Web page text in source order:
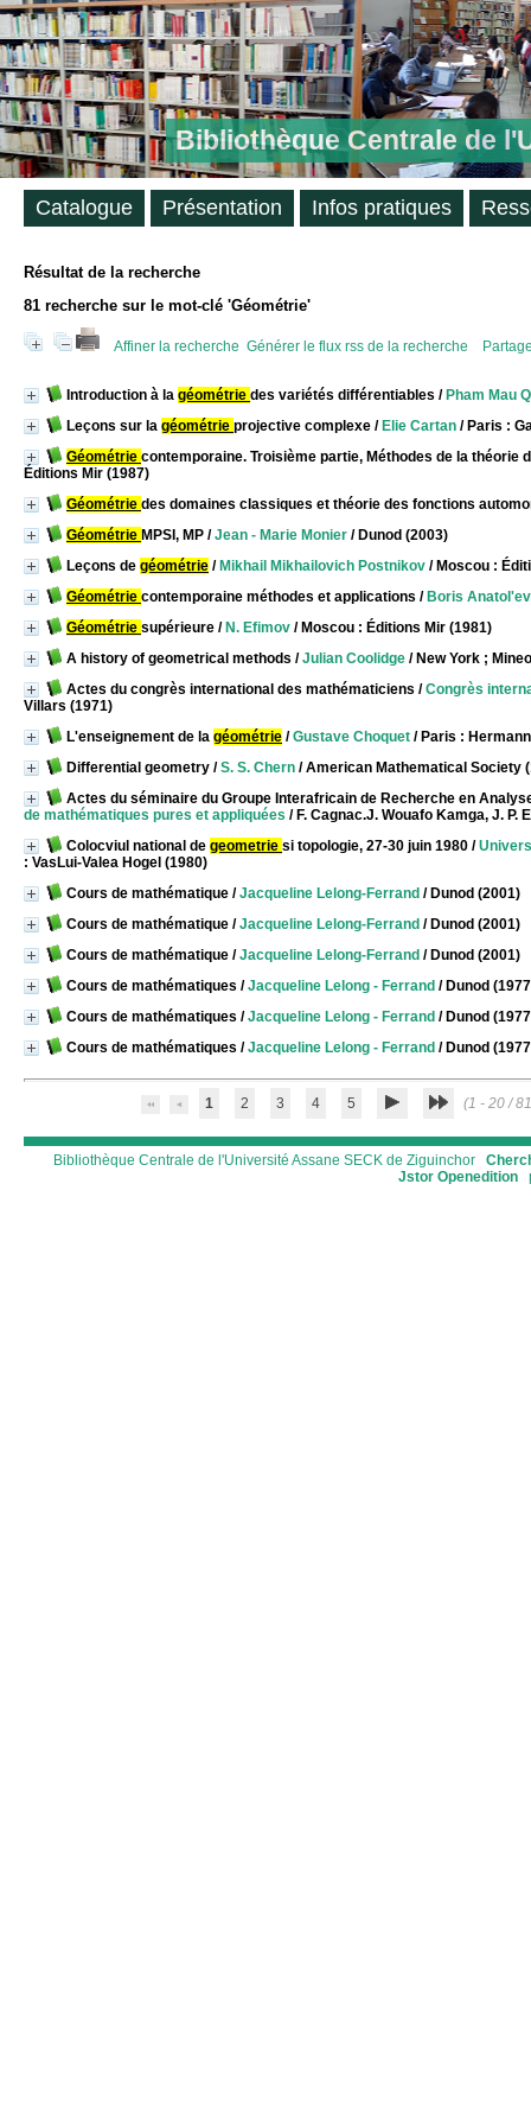
Bibliothèque Centrale de
Résultat de la recherche
81 recherche sur le mot-clé 'Géométrie'
Affiner la recherche Générer le flux rss de la recherche
Introduction à la géométrie des variétés différentiables / Pham Mau
Leçons sur la géométrie projective complexe / Elie Cartan / Paris :
Géométrie contemporaine. Troisième partie, Méthodes de la théorie
Éditions Mir (1987)
Géométrie des domaines classiques et théorie des fonctions
Géométrie MPSI, MP /Jean - Marie Monier / Dunod (2003)
Leçons de géométrie / Mikhail Mikhailovich Postnikov / Moscou :
Géométrie contemporaine méthodes et applications / Boris
Géométrie supérieure / N. Efimov / Moscou : Éditions Mir (1981)
A history of geometrical methods /Julian Coolidge / New York ;
Actes du congrès international des mathématiciens /Congrès
Villars (1971)
L'enseignement de la géométrie /Gustave Choquet / Paris :
Differential geometry /S. S. Chern / American Mathematical Society
Actes du séminaire du Groupe Interafricain de Recherche en
de mathématiques pures et appliquées / F. Cagnac.J. Wouafo Kamga, J. P.
Colocviul national de geometrie si topologie, 27-30 juin 1980 /
: VasLui-Valea Hogel (1980)
Cours de mathématique /Jacqueline Lelong-Ferrand / Dunod (2001)
Cours de mathématique /Jacqueline Lelong-Ferrand / Dunod (2001)
Cours de mathématique /Jacqueline Lelong-Ferrand / Dunod (2001)
Cours de mathématiques /Jacqueline Lelong - Ferrand / Dunod
Cours de mathématiques /Jacqueline Lelong - Ferrand / Dunod
Cours de mathématiques /Jacqueline Lelong - Ferrand / Dunod
1 2 3 4 5 (1 - 20 /
Bibliothèque Centrale de l'Université Assane SECK de Ziguinchor
Jstor Openedition
Catalogue Présentation Infos pratiques